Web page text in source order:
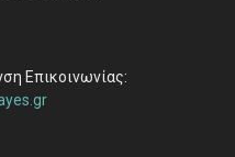
Επικοινωνίας: